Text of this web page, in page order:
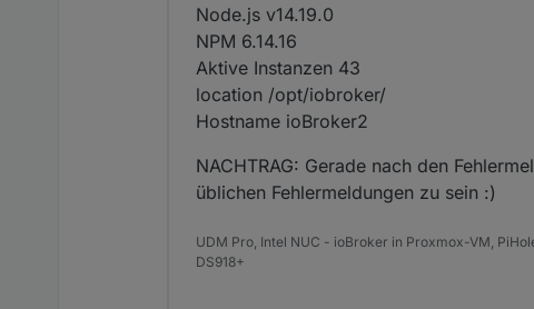
Node.js v14.19.0
NPM 6.14.16
Aktive Instanzen 43
location /opt/iobroker/
Hostname ioBroker2
NACHTRAG: Gerade nach den
üblichen Fehlermeldungen zu sein :)
UDM Pro, Intel NUC - ioBroker in Proxmox-VM,
DS918+